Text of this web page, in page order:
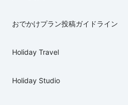
おでかけプラン投稿ガイドライン
Holiday Travel
Holiday Studio